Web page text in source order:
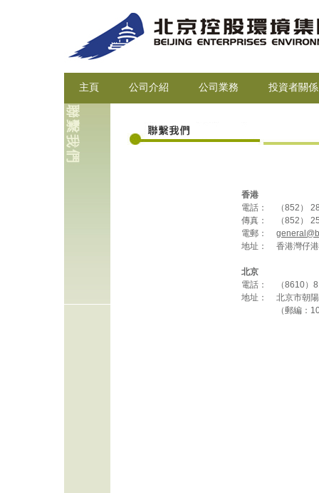
主頁 公司介紹 公司業務 投資者關係
香港
電話：
（852）
傳真：
（852）
電郵：
地址：
香港灣仔
北京
電話：
（8610）
地址：
北京市朝
（郵編：